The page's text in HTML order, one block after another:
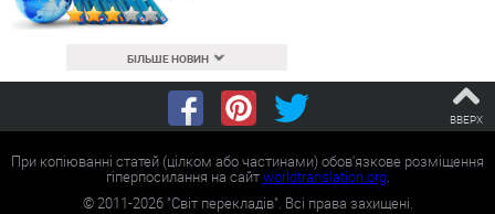
БІЛЬШЕ НОВИН
ВВЕРХ
При копіюванні статей (цілком або частинами) обов'язкове розміщення
гіперпосилання на сайтworldtranslation.org.
©2011-2026"Світ перекладів". Всі права захищені.